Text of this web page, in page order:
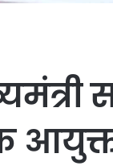
आयुक्त